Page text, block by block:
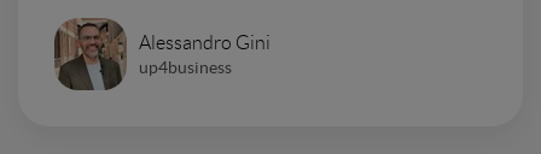
Alessandro Gini
up4business